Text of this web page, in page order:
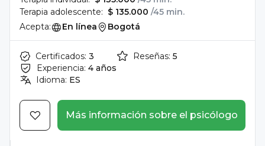
office@terappio.com
Terapia adolescente: $ 135.000 /45 min.
Acepta:
En línea Bogotá
Certificados: 3
Experiencia: 4 años
Idioma: ES
Reseñas: 5
Más información sobre el psicólogo